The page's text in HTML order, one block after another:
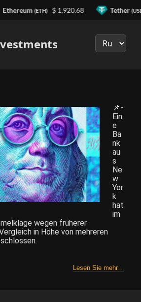
📌-
Ein
e
Ba
nk
au
s
Ne
w
Yor
k
hat
im
wegen früherer
in Höhe von mehreren
Lesen Sie mehr…
Ethereum (ETH) $ 1,920.68 Tether